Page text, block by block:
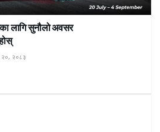
लागि सुनौलो अवसर
२०, २०८३